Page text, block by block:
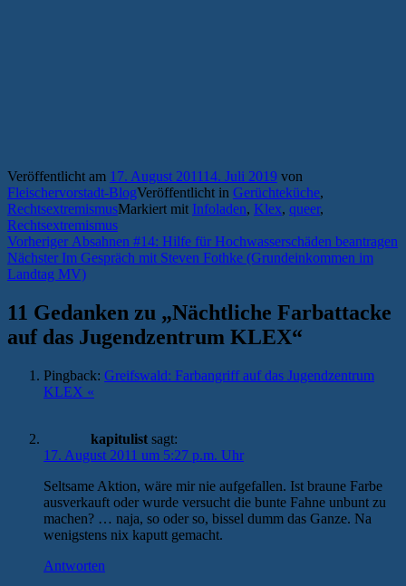
Veröffentlicht am 17. August 201114. Juli 2019 von
Fleischervorstadt-BlogVeröffentlicht in Gerüchteküche,
RechtsextremismusMarkiert mit Infoladen, Klex, queer,
Rechtsextremismus
Beitragsnavigation
Vorheriger Vorheriger
Beitrag:
Absahnen #14: Hilfe für Hochwasserschäden beantragen
Nächster Nächster
Beitrag:
Im Gespräch mit Steven Fothke (Grundeinkommen im
Landtag MV)
11 Gedanken zu „Nächtliche Farbattacke
auf das Jugendzentrum KLEX“
Pingback: Greifswald: Farbangriff auf das Jugendzentrum
KLEX «
kapitulist sagt:
17. August 2011 um 5:27 p.m. Uhr
Seltsame Aktion, wäre mir nie aufgefallen. Ist braune Farbe
ausverkauft oder wurde versucht die bunte Fahne unbunt zu
machen? … naja, so oder so, bissel dumm das Ganze. Na
wenigstens nix kaputt gemacht.
Antworten